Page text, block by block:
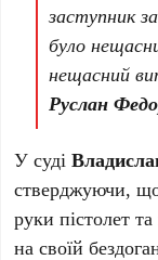
заступник
було
нещасний
Руслан
У суді
стверджуючи,
руки пістолет
на своїй